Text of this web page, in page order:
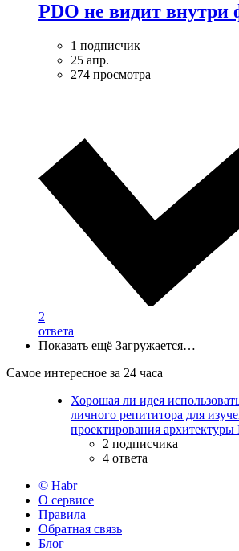
PDO не видит внутри
1 подписчик
25 апр.
274 просмотра
2
ответа
Показать ещё Загружается…
Самое интересное за 24 часа
Хорошая ли идея
личного репититора для
проектирования
2 подписчика
4 ответа
© Habr
О сервисе
Правила
Обратная связь
Блог